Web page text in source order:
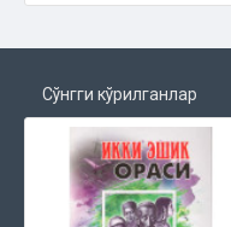
Сўнгги кўрилганлар